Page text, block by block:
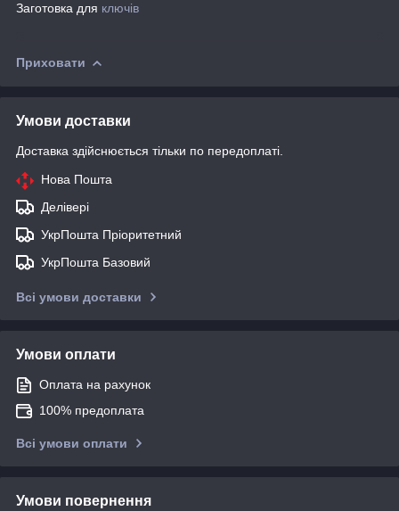
Заготовка для ключів
Приховати
Умови доставки
Доставка здійснюється тільки по передоплаті.
Нова Пошта
Делівері
УкрПошта Пріоритетний
УкрПошта Базовий
Всі умови доставки
Умови оплати
Оплата на рахунок
100% предоплата
Всі умови оплати
Умови повернення